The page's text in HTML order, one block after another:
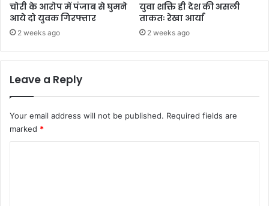
चोरी के आरोप में पंजाब से घुमने
आये दो युवक गिरफ्तार
2 weeks ago
युवा शक्ति ही देश की असली
ताकतः रेखा आर्या
2 weeks ago
Leave a Reply
Your email address will not be published. Required fields are
marked *